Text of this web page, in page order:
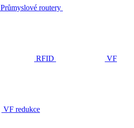
Průmyslové routery
RFID VF
VF redukce